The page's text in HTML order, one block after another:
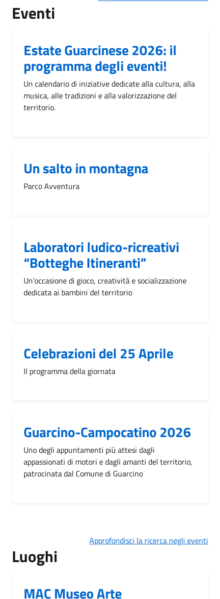
Eventi
Estate Guarcinese 2026: il
programma degli eventi!
Un calendario di iniziative dedicate alla cultura, alla
musica, alle tradizioni e alla valorizzazione del
territorio.
Un salto in montagna
Parco Avventura
Laboratori ludico-ricreativi
“Botteghe Itineranti”
Un’occasione di gioco, creatività e socializzazione
dedicata ai bambini del territorio
Celebrazioni del 25 Aprile
Il programma della giornata
Guarcino-Campocatino 2026
Uno degli appuntamenti più attesi dagli
appassionati di motori e dagli amanti del territorio,
patrocinata dal Comune di Guarcino
Approfondisci la ricerca negli eventi
Luoghi
MAC Museo Arte